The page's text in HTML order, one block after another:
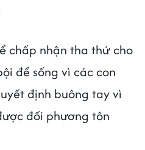
chấp nhận tha thứ cho
để sống vì các con
định buông tay vì
đối phương tôn